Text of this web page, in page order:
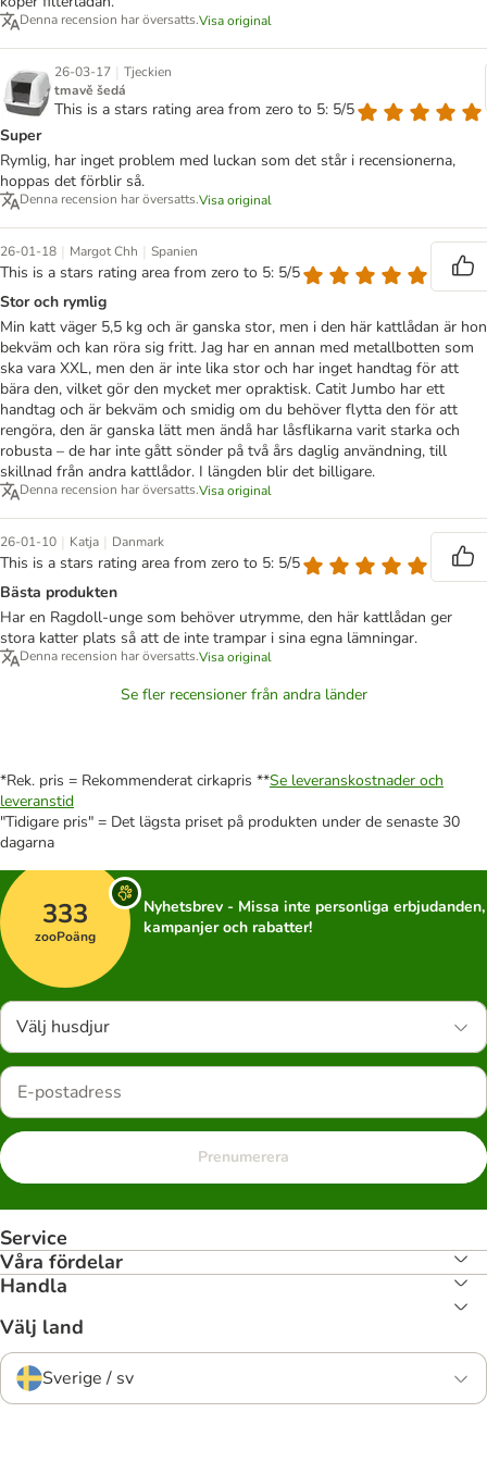
Denna recension har översatts.Visa original
26-03-17 | Tjeckien
tmavě šedá
This is a stars rating area from zero to 5: 5/5
Super
Rymlig, har inget problem med luckan som det står i recensionerna,
hoppas det förblir så.
Denna recension har översatts.Visa original
26-01-18 | Margot Chh | Spanien
This is a stars rating area from zero to 5: 5/5
Stor och rymlig
Min katt väger 5,5 kg och är ganska stor, men i den här kattlådan är hon
bekväm och kan röra sig fritt. Jag har en annan med metallbotten som
ska vara XXL, men den är inte lika stor och har inget handtag för att
bära den, vilket gör den mycket mer opraktisk. Catit Jumbo har ett
handtag och är bekväm och smidig om du behöver flytta den för att
rengöra, den är ganska lätt men ändå har låsflikarna varit starka och
robusta – de har inte gått sönder på två års daglig användning, till
skillnad från andra kattlådor. I längden blir det billigare.
Denna recension har översatts.Visa original
26-01-10 | Katja | Danmark
This is a stars rating area from zero to 5: 5/5
Bästa produkten
Har en Ragdoll-unge som behöver utrymme, den här kattlådan ger
stora katter plats så att de inte trampar i sina egna lämningar.
Denna recension har översatts.Visa original
Se fler recensioner från andra länder
*Rek. pris = Rekommenderat cirkapris **Se leveranskostnader och
leveranstid
"Tidigare pris" = Det lägsta priset på produkten under de senaste 30
dagarna
333
zooPoäng
Nyhetsbrev - Missa inte personliga erbjudanden,
kampanjer och rabatter!
Välj husdjur
Prenumerera
Service
Våra fördelar
Handla
Välj land
Sverige / sv